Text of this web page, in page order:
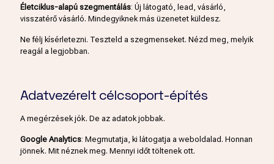
Életciklus-alapú szegmentálás: Új látogató, lead, vásárló,
visszatérő vásárló. Mindegyiknek más üzenetet küldesz.
Ne félj kísérletezni. Teszteld a szegmenseket. Nézd meg, melyik
reagál a legjobban.
Adatvezérelt célcsoport-építés
A megérzések jók. De az adatok jobbak.
Google Analytics: Megmutatja, ki látogatja a weboldalad. Honnan
jönnek. Mit néznek meg. Mennyi időt töltenek ott.